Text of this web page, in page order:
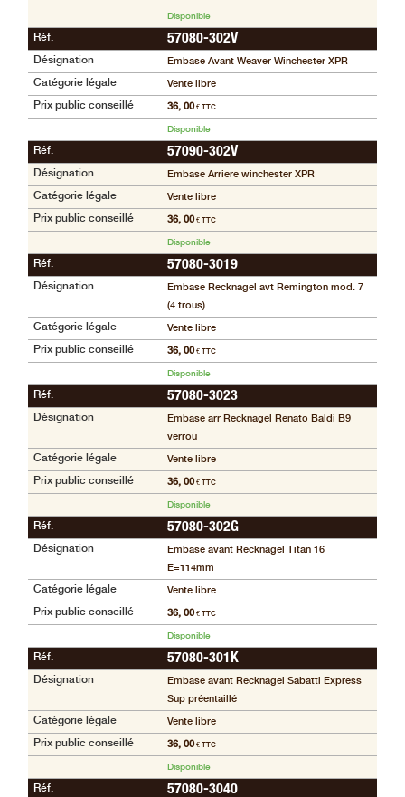
Disponible
Réf.
57080-302V
Désignation
Embase Avant Weaver Winchester XPR
Catégorie légale Vente libre
Prix public conseillé 36, 00€ TTC
Disponible
Réf.
57090-302V
Désignation
Embase Arriere winchester XPR
Catégorie légale Vente libre
Prix public conseillé 36, 00€ TTC
Disponible
Réf.
57080-3019
Désignation
Embase Recknagel avt Remington mod. 7
(4 trous)
Catégorie légale Vente libre
Prix public conseillé 36, 00€ TTC
Disponible
Réf.
57080-3023
Désignation
Embase arr Recknagel Renato Baldi B9
verrou
Catégorie légale Vente libre
Prix public conseillé 36, 00€ TTC
Disponible
Réf.
57080-302G
Désignation
Embase avant Recknagel Titan 16
E=114mm
Catégorie légale Vente libre
Prix public conseillé 36, 00€ TTC
Disponible
Réf.
57080-301K
Désignation
Embase avant Recknagel Sabatti Express
Sup préentaillé
Catégorie légale Vente libre
Prix public conseillé 36, 00€ TTC
Disponible
Réf.
57080-3040